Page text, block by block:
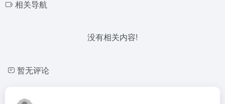
相关导航
没有相关内容!
暂无评论